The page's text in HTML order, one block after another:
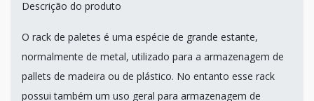
Descrição do produto
O rack de paletes é uma espécie de grande estante,
normalmente de metal, utilizado para a armazenagem de
pallets de madeira ou de plástico. No entanto esse rack
possui também um uso geral para armazenagem de